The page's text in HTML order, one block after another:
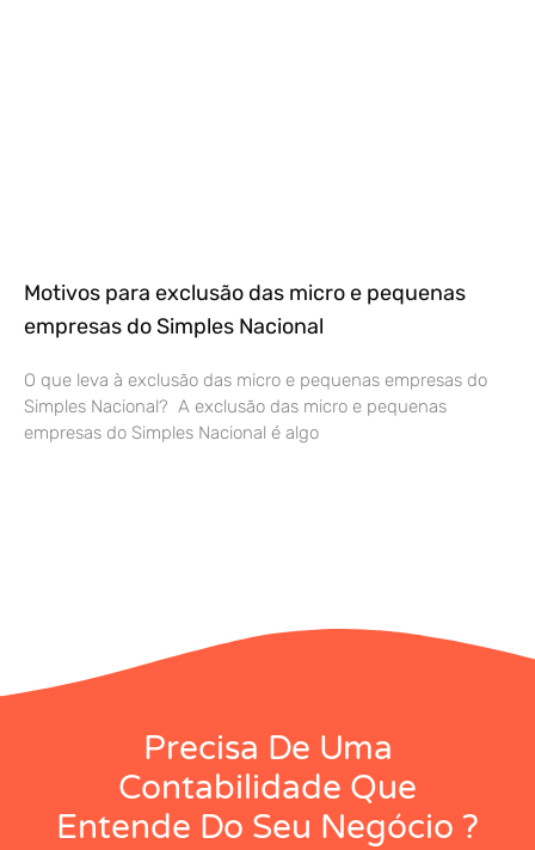
Motivos para exclusão das micro e pequenas
empresas do Simples Nacional
O que leva à exclusão das micro e pequenas empresas do
Simples Nacional? A exclusão das micro e pequenas
empresas do Simples Nacional é algo
Precisa De Uma
Contabilidade Que
Entende Do Seu Negócio ?